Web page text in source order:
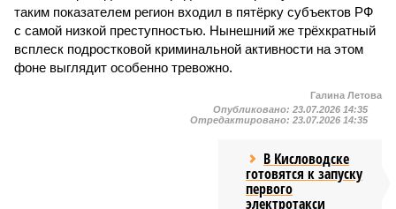
таким показателем регион входил в пятёрку субъектов РФ
с самой низкой преступностью. Нынешний же трёхкратный
всплеск подростковой криминальной активности на этом
фоне выглядит особенно тревожно.
Галина Летова
Опубликовано: 23.07.2026 14:35
Отредактировано: 23.07.2026 14:35
В Кисловодске
готовятся к запуску
первого
электротакси